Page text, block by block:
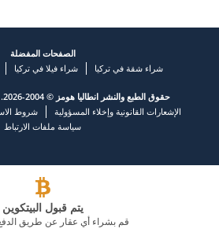
الصفحات المفضلة
شراء شقة في تركيا
شراء فيلا في تركيا
حقوق الطبع والنشر انطاليا هومز © 2004-2026. جميع الحقوق محفوظة.
الإشعارات القانونية وإخلاء المسؤولية
شروط
سياسة ملفات الارتباط
يتم قبول البيتكوين
قم بشراء أي عقار عن طريق الدفع